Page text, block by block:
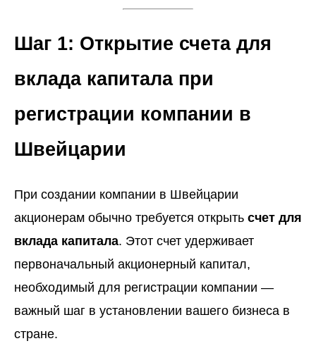
Шаг 1: Открытие счета для
вклада капитала при
регистрации компании в
Швейцарии
При создании компании в Швейцарии
акционерам обычно требуется открыть счет для
вклада капитала. Этот счет удерживает
первоначальный акционерный капитал,
необходимый для регистрации компании —
важный шаг в установлении вашего бизнеса в
стране.